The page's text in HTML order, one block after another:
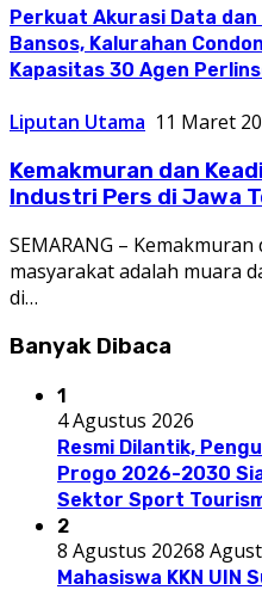
Perkuat Akurasi Data
Bansos, Kalurahan
Kapasitas 30 Agen
Liputan Utama 11 Maret
Kemakmuran dan
Industri Pers di Jawa
SEMARANG –
masyarakat adalah muara
di…
Banyak Dibaca
1
4 Agustus 2026
Resmi Dilantik,
Progo 2026-2030
Sektor Sport
2
8 Agustus 20268
Mahasiswa KKN UIN